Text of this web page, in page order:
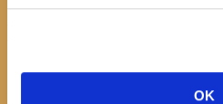
OK
July 20, 2026